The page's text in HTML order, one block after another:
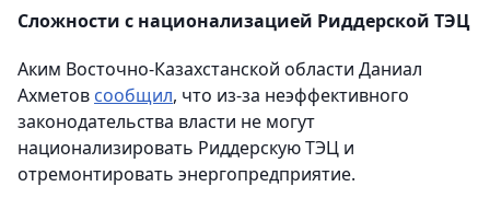
Сложности с национализацией Риддерской ТЭЦ
Аким Восточно-Казахстанской области Даниал
Ахметов сообщил, что из-за неэффективного
законодательства власти не могут
национализировать Риддерскую ТЭЦ и
отремонтировать энергопредприятие.